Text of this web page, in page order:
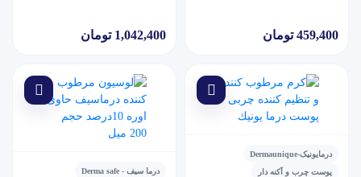
459,400 تومان 1,042,400 تومان
درمایونیک-Dermaunique
پوست چرب و آکنه دار
درما سیف - Derma safe